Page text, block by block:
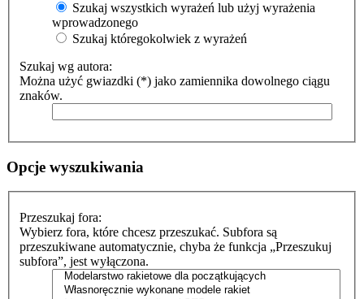
Szukaj wszystkich wyrażeń lub użyj wyrażenia
wprowadzonego
Szukaj któregokolwiek z wyrażeń
Szukaj wg autora:
Można użyć gwiazdki (*) jako zamiennika dowolnego ciągu
znaków.
Opcje wyszukiwania
Przeszukaj fora:
Wybierz fora, które chcesz przeszukać. Subfora są
przeszukiwane automatycznie, chyba że funkcja „Przeszukuj
subfora”, jest wyłączona.